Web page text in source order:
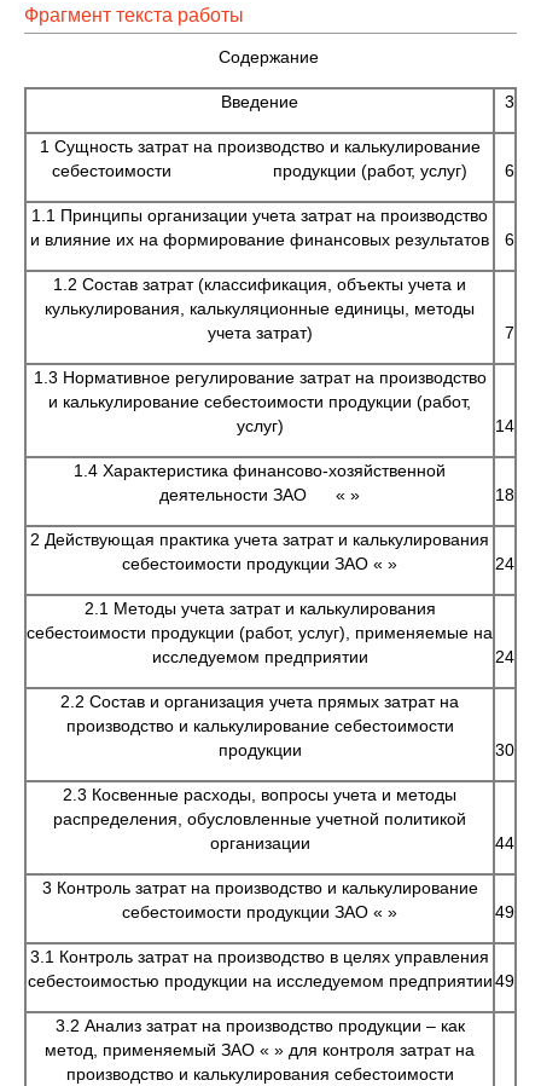
Фрагмент текста работы
Содержание
Введение 3
1 Сущность затрат на производство и калькулирование
себестоимости продукции (работ, услуг)
6
1.1 Принципы организации учета затрат на производство
и влияние их на формирование финансовых результатов
6
1.2 Состав затрат (классификация, объекты учета и
кулькулирования, калькуляционные единицы, методы
учета затрат)
7
1.3 Нормативное регулирование затрат на производство
и калькулирование себестоимости продукции (работ,
услуг)
14
1.4 Характеристика финансово-хозяйственной
деятельности ЗАО « »
18
2 Действующая практика учета затрат и калькулирования
себестоимости продукции ЗАО « »
24
2.1 Методы учета затрат и калькулирования
себестоимости продукции (работ, услуг), применяемые на
исследуемом предприятии
24
2.2 Состав и организация учета прямых затрат на
производство и калькулирование себестоимости
продукции
30
2.3 Косвенные расходы, вопросы учета и методы
распределения, обусловленные учетной политикой
организации
44
3 Контроль затрат на производство и калькулирование
себестоимости продукции ЗАО « »
49
3.1 Контроль затрат на производство в целях управления
себестоимостью продукции на исследуемом предприятии49
3.2 Анализ затрат на производство продукции – как
метод, применяемый ЗАО « » для контроля затрат на
производство и калькулирования себестоимости